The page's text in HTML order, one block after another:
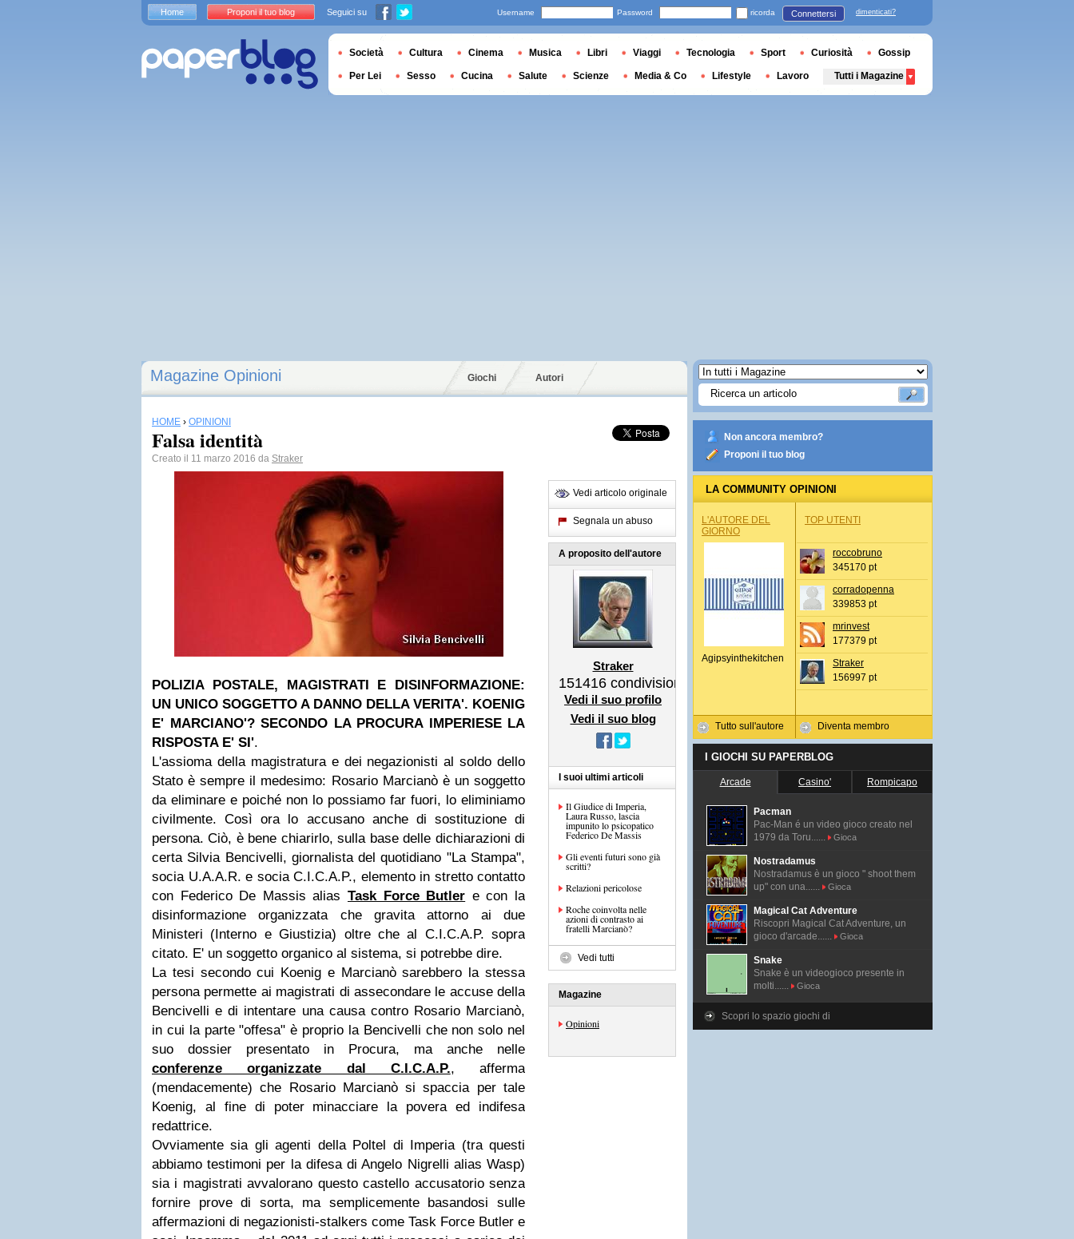
Magazine Opinioni Giochi Autori
HOME › OPINIONI
Falsa identità
Creato il 11 marzo 2016 da Straker
POLIZIA POSTALE, MAGISTRATI E DISINFORMAZIONE:
UN UNICO SOGGETTO A DANNO DELLA VERITA'. KOENIG
E' MARCIANO'? SECONDO LA PROCURA IMPERIESE LA
RISPOSTA E' SI'.
L'assioma della magistratura e dei negazionisti al soldo dello
Stato è sempre il medesimo: Rosario Marcianò è un soggetto
da eliminare e poiché non lo possiamo far fuori, lo eliminiamo
civilmente. Così ora lo accusano anche di sostituzione di
persona. Ciò, è bene chiarirlo, sulla base delle dichiarazioni di
certa Silvia Bencivelli, giornalista del quotidiano "La Stampa",
socia U.A.A.R. e socia C.I.C.A.P., elemento in stretto contatto
con Federico De Massis alias Task Force Butler e con la
disinformazione organizzata che gravita attorno ai due
Ministeri (Interno e Giustizia) oltre che al C.I.C.A.P. sopra
citato. E' un soggetto organico al sistema, si potrebbe dire.
La tesi secondo cui Koenig e Marcianò sarebbero la stessa
persona permette ai magistrati di assecondare le accuse della
Bencivelli e di intentare una causa contro Rosario Marcianò,
in cui la parte "offesa" è proprio la Bencivelli che non solo nel
suo dossier presentato in Procura, ma anche nelle
conferenze organizzate dal C.I.C.A.P., afferma
(mendacemente) che Rosario Marcianò si spaccia per tale
Koenig, al fine di poter minacciare la povera ed indifesa
redattrice.
Ovviamente sia gli agenti della Poltel di Imperia (tra questi
abbiamo testimoni per la difesa di Angelo Nigrelli alias Wasp)
sia i magistrati avvalorano questo castello accusatorio senza
fornire prove di sorta, ma semplicemente basandosi sulle
affermazioni di negazionisti-stalkers come Task Force Butler e
Vedi articolo originale
Segnala un abuso
A proposito dell'autore
Straker
151416 condivisioni
Vedi il suo profilo
Vedi il suo blog
I suoi ultimi articoli
Il Giudice di Imperia,
Laura Russo, lascia
impunito lo psicopatico
Federico De Massis
Gli eventi futuri sono già
scritti?
Relazioni pericolose
Roche coinvolta nelle
azioni di contrasto ai
fratelli Marcianò?
Vedi tutti
Magazine
Opinioni
Non ancora membro?
Proponi il tuo blog
LA COMMUNITY OPINIONI
L'AUTORE DEL
GIORNO
Agipsyinthekitchen
Tutto sull'autore
TOP UTENTI
roccobruno
345170 pt
corradopenna
339853 pt
mrinvest
177379 pt
Straker
156997 pt
Diventa membro
I GIOCHI SU PAPERBLOG
Arcade Casino' Rompicapo
Pacman
Pac-Man é un video gioco creato nel
1979 da Toru......
Gioca
Nostradamus
Nostradamus è un gioco " shoot them
up" con una......
Gioca
Magical Cat Adventure
Riscopri Magical Cat Adventure, un
gioco d'arcade......
Gioca
Snake
Snake è un videogioco presente in
molti......
Gioca
Scopri lo spazio giochi di
Home Proponi il tuo blog Seguici su Username Password ricorda Connettersi dimenticati?
Società Cultura Cinema Musica Libri Viaggi Tecnologia Sport Curiosità Gossip
Per Lei Sesso Cucina Salute Scienze Media & Co Lifestyle Lavoro Tutti i Magazine